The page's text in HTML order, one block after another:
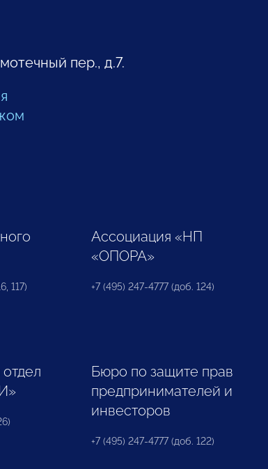
пер., д.7.
117)
Ассоциация «НП
«ОПОРА»
+7 (495) 247-4777 (доб. 124)
Бюро по защите прав
предпринимателей и
инвесторов
+7 (495) 247-4777 (доб. 122)